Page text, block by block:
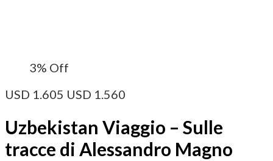
3% Off
USD 1.605 USD 1.560
Uzbekistan Viaggio – Sulle
tracce di Alessandro Magno